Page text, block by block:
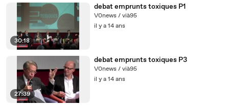
30:18
debat emprunts toxiques P1
V0news / vià95
il y a 14 ans
27:39
debat emprunts toxiques P3
V0news / vià95
il y a 14 ans